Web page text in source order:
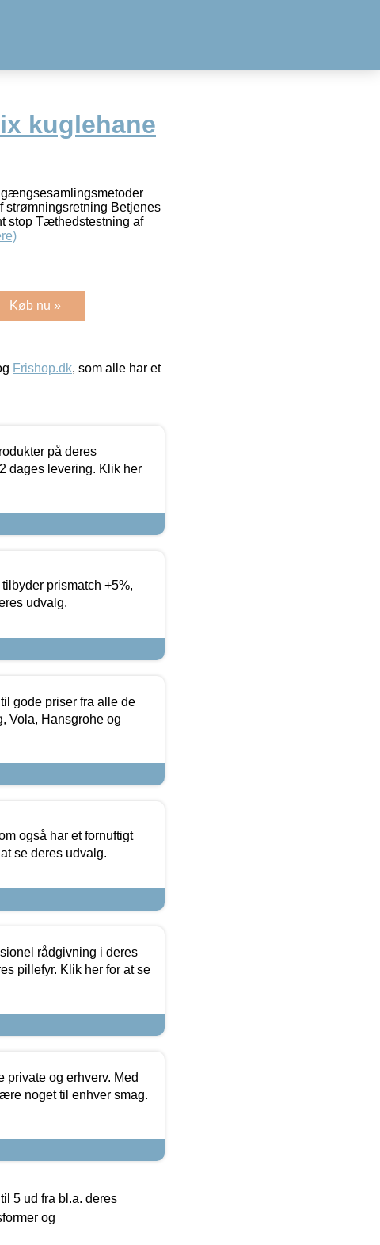
kuglehane
strømningsretning Betjenes
stop Tæthedstestning af
Køb nu »
Frishop.dk, som alle har et
på deres
dages levering. Klik her
prismatch +5%,
udvalg.
gode priser fra alle de
Vola, Hansgrohe og
også har et fornuftigt
se deres udvalg.
rådgivning i deres
pillefyr. Klik her for at se
og erhverv. Med
noget til enhver smag.
5 ud fra bl.a. deres
og